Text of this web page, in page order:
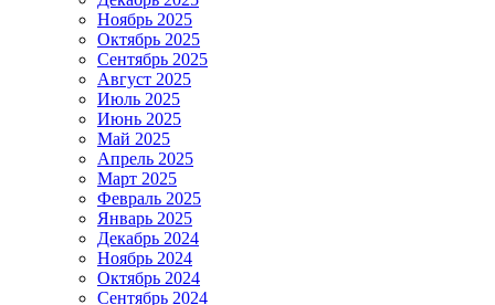
Ноябрь 2025
Октябрь 2025
Сентябрь 2025
Август 2025
Июль 2025
Июнь 2025
Май 2025
Апрель 2025
Март 2025
Февраль 2025
Январь 2025
Декабрь 2024
Ноябрь 2024
Октябрь 2024
Сентябрь 2024